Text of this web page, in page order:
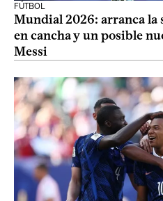
FÚTBOL
Mundial 2026: arranca la
en cancha y un posible
Messi